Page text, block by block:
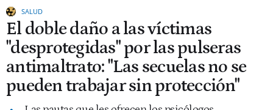
SALUD
El doble daño a las víctimas
"desprotegidas" por las pulseras
antimaltrato: "Las secuelas no se
pueden trabajar sin protección"